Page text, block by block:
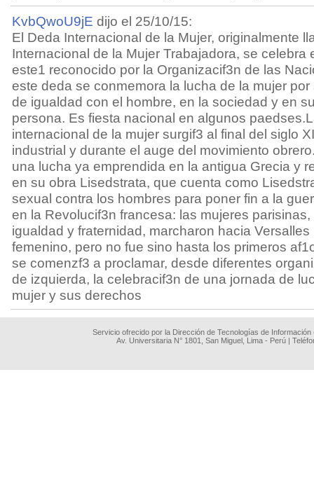
KvbQwoU9jE dijo el 25/10/15:
El Deda Internacional de la Mujer, originalmente
Internacional de la Mujer Trabajadora, se celebra
este1 reconocido por la Organizacif3n de las
este deda se conmemora la lucha de la mujer
de igualdad con el hombre, en la sociedad y en
persona. Es fiesta nacional en algunos
internacional de la mujer surgif3 al final del siglo
industrial y durante el auge del movimiento
una lucha ya emprendida en la antigua Grecia y
en su obra Lisedstrata, que cuenta como
sexual contra los hombres para poner fin a la
en la Revolucif3n francesa: las mujeres
igualdad y fraternidad, marcharon hacia
femenino, pero no fue sino hasta los primeros
se comenzf3 a proclamar, desde diferentes
de izquierda, la celebracif3n de una jornada de
mujer y sus derechos
Servicio ofrecido por la Dirección de Tecnologías de
Av. Universitaria N° 1801, San Miguel, Lima - Perú |